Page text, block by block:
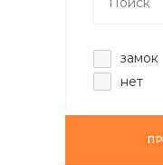
замок
нет